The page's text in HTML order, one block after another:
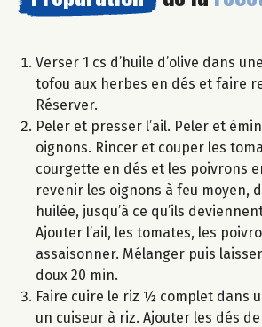
Verser 1 cs d’huile d’olive dans
tofou aux herbes en dés et faire
Réserver.
Peler et presser l’ail. Peler et
oignons. Rincer et couper les
courgette en dés et les poivrons
revenir les oignons à feu moyen,
huilée, jusqu’à ce qu’ils
Ajouter l’ail, les tomates, les
assaisonner. Mélanger puis
doux 20 min.
Faire cuire le riz ½ complet dans
un cuiseur à riz. Ajouter les dés